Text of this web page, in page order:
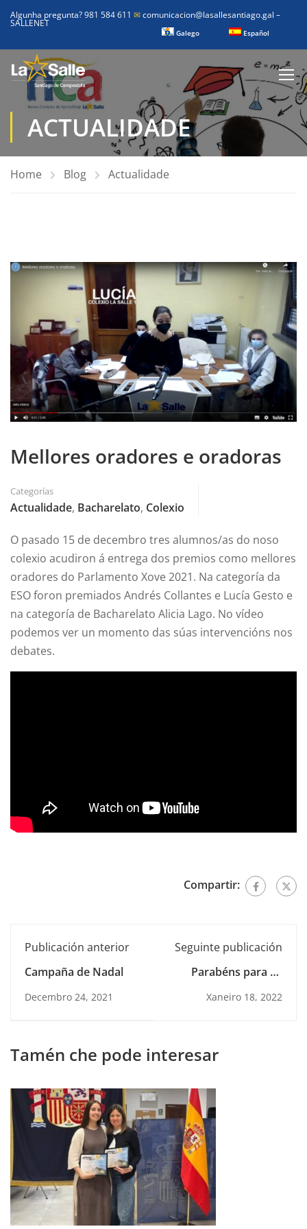
Algunha pregunta? 981 584 611 ✉comunicacion@lasallesantiago.gal –
SALLENET
Galego Español
ACTUALIDADE
Home Blog Actualidade
Mellores oradores e oradoras
Categorías
Actualidade, Bacharelato, Colexio
O pasado 15 de decembro tres alumnos/as do noso
colexio acudiron á entrega dos premios como mellores
oradores do Parlamento Xove 2021. Na categoría da
ESO foron premiados Andrés Collantes e Lucía Gesto e
na categoría de Bacharelato Alicia Lago. No vídeo
podemos ver un momento das súas intervencións nos
debates.
Compartir:
Publicación anterior
Campaña de Nadal
Decembro 24, 2021
Seguinte publicación
Parabéns para os
artistas!
Xaneiro 18, 2022
Tamén che pode interesar